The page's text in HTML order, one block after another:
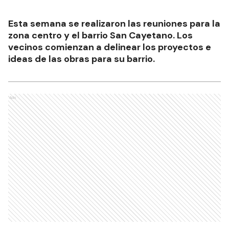
Esta semana se realizaron las reuniones para la
zona centro y el barrio San Cayetano. Los
vecinos comienzan a delinear los proyectos e
ideas de las obras para su barrio.
Ads